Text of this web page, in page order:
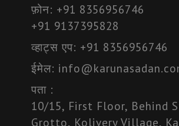
फ़ोन: +91 8356956746
+91 9137395828
व्हाट्स एप: +91 8356956746
ईमेल:
पता :
10/15, First Floor, Behind
Grotto, Kolivery Village,